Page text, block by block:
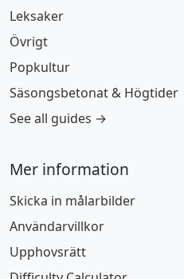
Leksaker
Övrigt
Popkultur
Säsongsbetonat & Högtider
See all guides →
Mer information
Skicka in målarbilder
Användarvillkor
Upphovsrätt